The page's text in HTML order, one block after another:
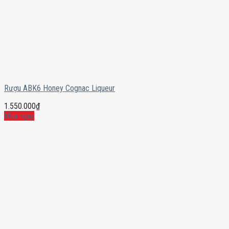
Rượu ABK6 Honey Cognac Liqueur
1.550.000₫
Mua ngay